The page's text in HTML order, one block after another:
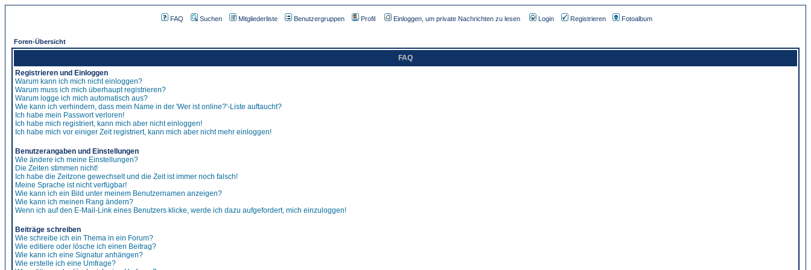
FAQ Suchen Mitgliederliste Benutzergruppen Profil Einloggen, um private Nachrichten zu lesen Login Registrieren Fotoalbum
Foren-Übersicht
FAQ
Registrieren und Einloggen
Warum kann ich mich nicht einloggen?
Warum muss ich mich überhaupt registrieren?
Warum logge ich mich automatisch aus?
Wie kann ich verhindern, dass mein Name in der 'Wer ist online?'-Liste auftaucht?
Ich habe mein Passwort verloren!
Ich habe mich registriert, kann mich aber nicht einloggen!
Ich habe mich vor einiger Zeit registriert, kann mich aber nicht mehr einloggen!
Benutzerangaben und Einstellungen
Wie ändere ich meine Einstellungen?
Die Zeiten stimmen nicht!
Ich habe die Zeitzone gewechselt und die Zeit ist immer noch falsch!
Meine Sprache ist nicht verfügbar!
Wie kann ich ein Bild unter meinem Benutzernamen anzeigen?
Wie kann ich meinen Rang ändern?
Wenn ich auf den E-Mail-Link eines Benutzers klicke, werde ich dazu aufgefordert, mich einzuloggen!
Beiträge schreiben
Wie schreibe ich ein Thema in ein Forum?
Wie editiere oder lösche ich einen Beitrag?
Wie kann ich eine Signatur anhängen?
Wie erstelle ich eine Umfrage?